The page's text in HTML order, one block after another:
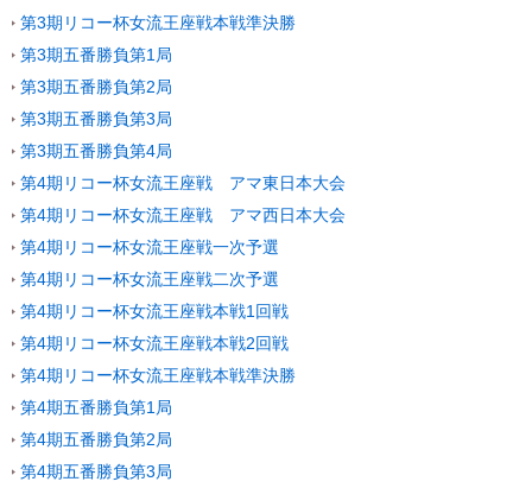
第3期リコー杯女流王座戦本戦準決勝
第3期五番勝負第1局
第3期五番勝負第2局
第3期五番勝負第3局
第3期五番勝負第4局
第4期リコー杯女流王座戦 アマ東日本大会
第4期リコー杯女流王座戦 アマ西日本大会
第4期リコー杯女流王座戦一次予選
第4期リコー杯女流王座戦二次予選
第4期リコー杯女流王座戦本戦1回戦
第4期リコー杯女流王座戦本戦2回戦
第4期リコー杯女流王座戦本戦準決勝
第4期五番勝負第1局
第4期五番勝負第2局
第4期五番勝負第3局